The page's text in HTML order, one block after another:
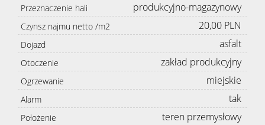
Przeznaczenie hali produkcyjno-magazynowy
Czynsz najmu netto /m2 20,00 PLN
Dojazd asfalt
Otoczenie zakład produkcyjny
Ogrzewanie miejskie
Alarm tak
Położenie teren przemysłowy